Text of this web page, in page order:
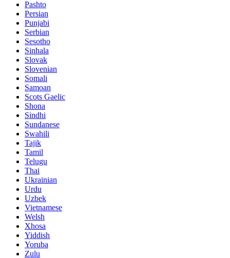
Pashto
Persian
Punjabi
Serbian
Sesotho
Sinhala
Slovak
Slovenian
Somali
Samoan
Scots Gaelic
Shona
Sindhi
Sundanese
Swahili
Tajik
Tamil
Telugu
Thai
Ukrainian
Urdu
Uzbek
Vietnamese
Welsh
Xhosa
Yiddish
Yoruba
Zulu